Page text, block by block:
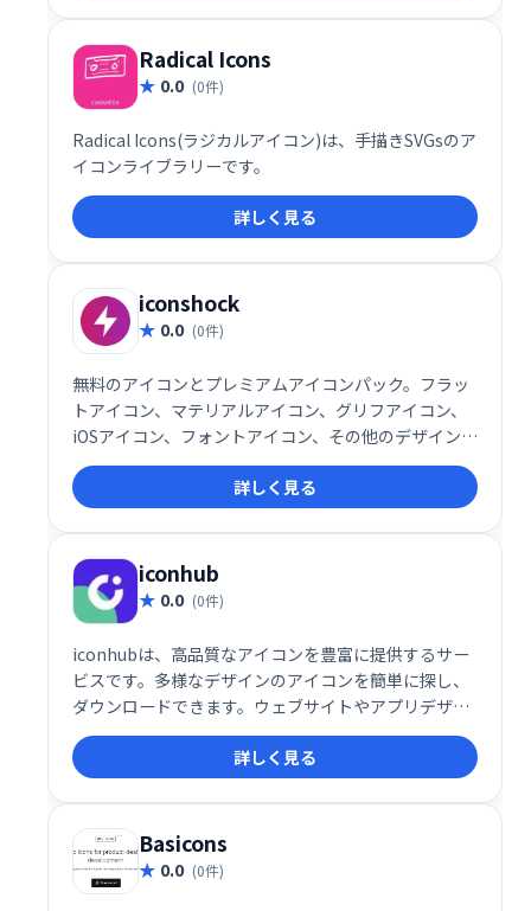
Radical Icons
0.0 (0件)
Radical Icons(ラジカルアイコン)は、手描きSVGsのア
イコンライブラリーです。
詳しく見る
iconshock
0.0 (0件)
無料のアイコンとプレミアムアイコンパック。フラッ
トアイコン、マテリアルアイコン、グリフアイコン、
iOSアイコン、フォントアイコン、その他のデザインス
タイル。PNGおよびSVGを含むベクターファイルをダ
ウンロードできます。色の変更も簡単です！
詳しく見る
iconhub
0.0 (0件)
iconhubは、高品質なアイコンを豊富に提供するサー
ビスです。多様なデザインのアイコンを簡単に探し、
ダウンロードできます。ウェブサイトやアプリデザイ
ンを魅力的にするのに最適です。
詳しく見る
Basicons
0.0 (0件)